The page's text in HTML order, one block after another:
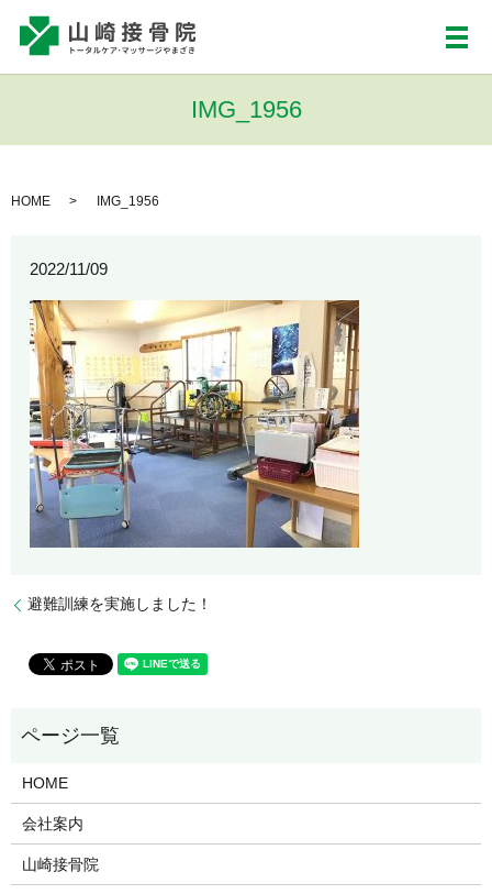
メ
IMG_1956
HOME IMG_1956
2022/11/09
避難訓練を実施しました！
HOME
会社案内
山崎接骨院